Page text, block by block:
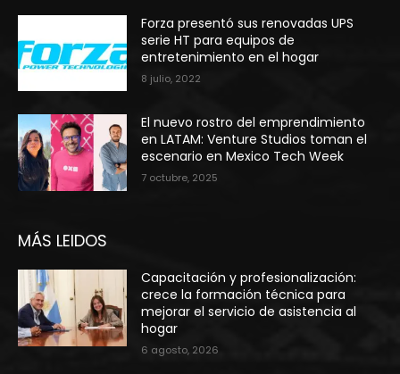
Forza presentó sus renovadas UPS
serie HT para equipos de
entretenimiento en el hogar
8 julio, 2022
El nuevo rostro del emprendimiento
en LATAM: Venture Studios toman el
escenario en Mexico Tech Week
7 octubre, 2025
MÁS LEIDOS
Capacitación y profesionalización:
crece la formación técnica para
mejorar el servicio de asistencia al
hogar
6 agosto, 2026